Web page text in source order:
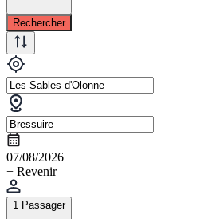
Rechercher
07/08/2026
+ Revenir
1 Passager